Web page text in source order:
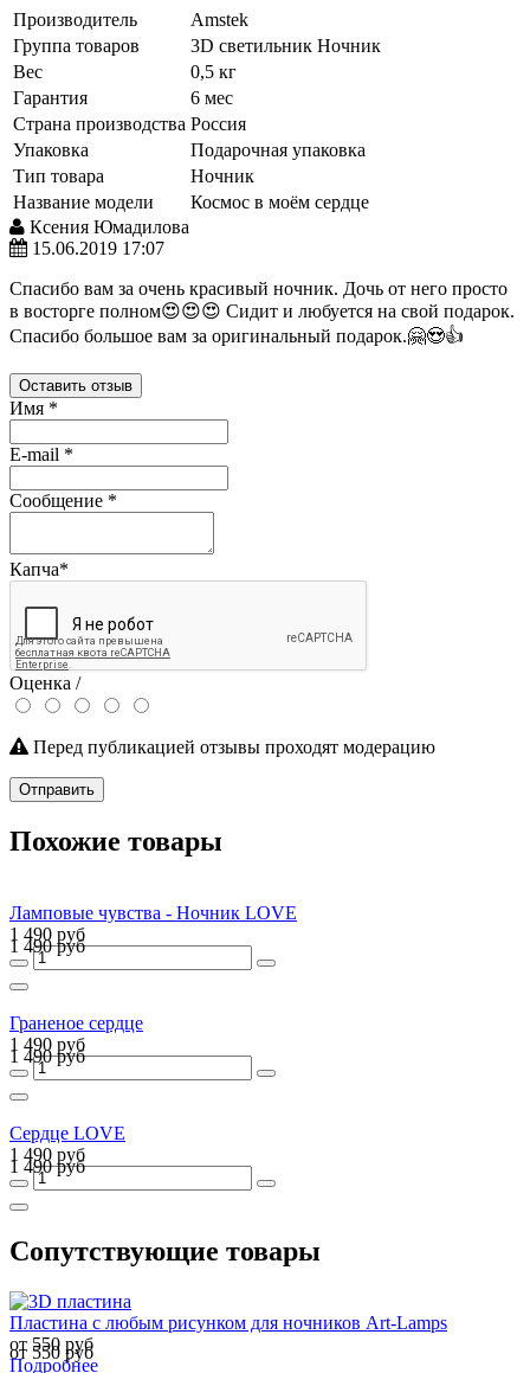
Производитель
Amstek
Группа товаров
3D светильник Ночник
Вес
0,5 кг
Гарантия
6 мес
Страна производства Россия
Упаковка
Подарочная упаковка
Тип товара
Ночник
Название модели
Космос в моём сердце
Ксения Юмадилова
15.06.2019 17:07
Спасибо вам за очень красивый ночник. Дочь от него просто
в восторге полном😍😍😍 Сидит и любуется на свой подарок.
Спасибо большое вам за оригинальный подарок.🤗😍👍
Оставить отзыв
Имя *
E-mail *
Сообщение *
Капча*
Оценка /
Перед публикацией отзывы проходят модерацию
Отправить
Похожие товары
Ламповые чувства - Ночник LOVE
1 490 руб
1 490 руб
Граненое сердце
1 490 руб
1 490 руб
Сердце LOVE
1 490 руб
1 490 руб
Сопутствующие товары
Пластина с любым рисунком для ночников Art-Lamps
от 550 руб
от 550 руб
Подробнее